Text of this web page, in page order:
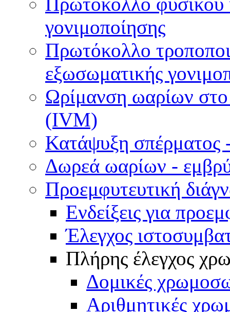
γονιμοποίησης
Πρωτόκολλο
εξωσωματικής
Ωρίμανση ωαρίων
(IVM)
Κατάψυξη σπέρματος
Δωρεά ωαρίων -
Προεμφυτευτική
Ενδείξεις για
Έλεγχος
Πλήρης έλεγχος
Δομικές
Αριθμητικές